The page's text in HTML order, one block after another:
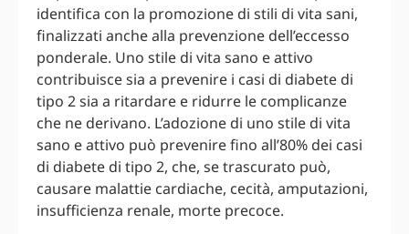
identifica con la promozione di stili di vita sani,
finalizzati anche alla prevenzione dell’eccesso
ponderale. Uno stile di vita sano e attivo
contribuisce sia a prevenire i casi di diabete di
tipo 2 sia a ritardare e ridurre le complicanze
che ne derivano. L’adozione di uno stile di vita
sano e attivo può prevenire fino all’80% dei casi
di diabete di tipo 2, che, se trascurato può,
causare malattie cardiache, cecità, amputazioni,
insufficienza renale, morte precoce.